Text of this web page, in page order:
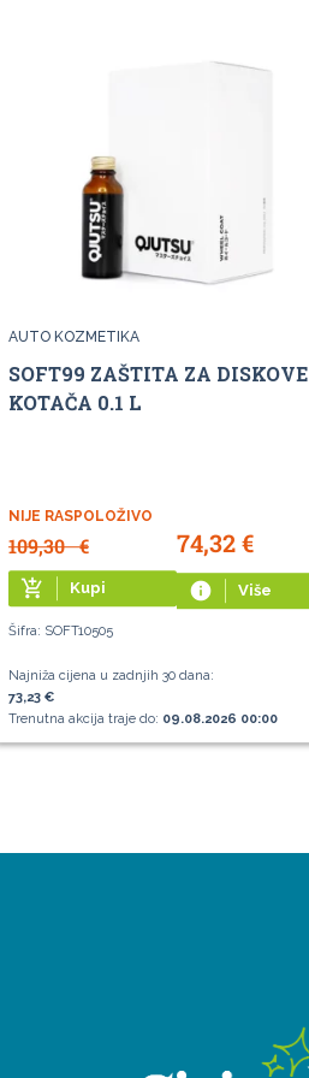
AUTO KOZMETIKA
SOFT99 ZAŠTITA ZA DISKOVE
KOTAČA 0.1 L
NIJE RASPOLOŽIVO
109,30€ 74,32€
add_shopping_cart Kupi info Više
Šifra: SOFT10505
Najniža cijena u zadnjih 30 dana:
73,23 €
Trenutna akcija traje do: 09.08.2026 00:00